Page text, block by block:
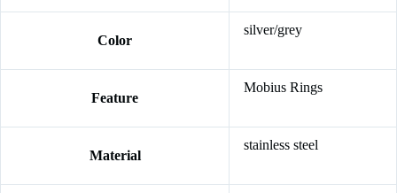
Color
silver/grey
Feature
Mobius Rings
Material
stainless steel